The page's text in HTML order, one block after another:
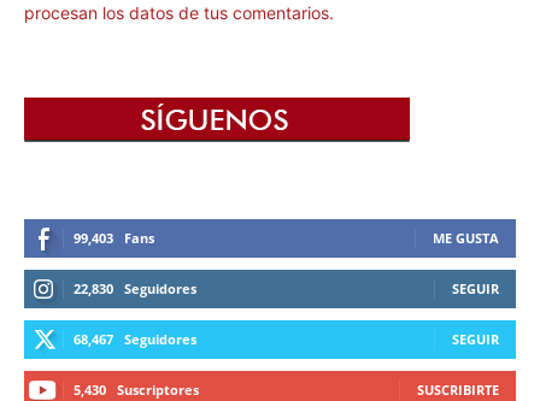
procesan los datos de tus comentarios.
99,403 Fans ME GUSTA
22,830 Seguidores SEGUIR
68,467 Seguidores SEGUIR
5,430 Suscriptores SUSCRIBIRTE